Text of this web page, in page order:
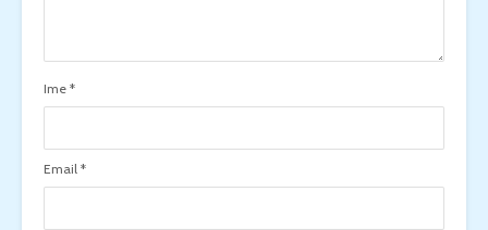
Ime *
Email *